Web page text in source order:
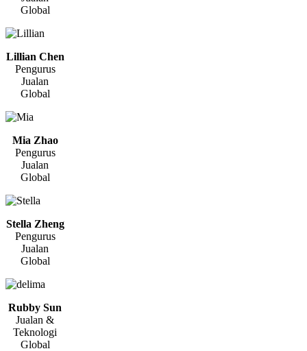
Global
Lillian Chen
Pengurus
Jualan
Global
Mia Zhao
Pengurus
Jualan
Global
Stella Zheng
Pengurus
Jualan
Global
Rubby Sun
Jualan &
Teknologi
Global